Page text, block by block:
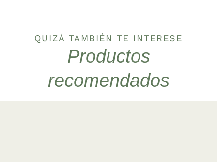
QUIZÁ TAMBIÉN TE INTERESE
Productos
recomendados